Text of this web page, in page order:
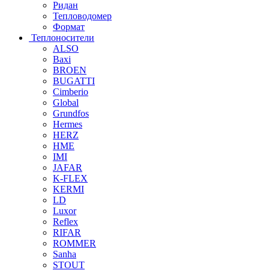
Ридан
Тепловодомер
Формат
Теплоносители
ALSO
Baxi
BROEN
BUGATTI
Cimberio
Global
Grundfos
Hermes
HERZ
HME
IMI
JAFAR
K-FLEX
KERMI
LD
Luxor
Reflex
RIFAR
ROMMER
Sanha
STOUT